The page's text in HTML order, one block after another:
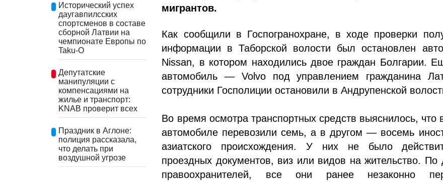
Исторический успех
даугавпилсских
спортсменов в составе
сборной Латвии на
чемпионате Европы по
Taku-O
Депутатские
манипуляции с
компенсациями на
жилье и транспорт:
KNAB проверит всех
Праздник в Аглоне:
полиция рассказала,
что делать при
воздушной угрозе
мигрантов.
Как сообщили в Госпогранохране, в ходе проверки
информации в Таборской волости был остановлен
Nissan, в котором находились двое граждан Болгарии.
автомобиль — Volvo под управлением гражданина
сотрудники Госполиции остановили в Андрупенской
Во время осмотра транспортных средств выяснилось, что
автомобиле перевозили семь, а в другом — восемь
азиатского происхождения. У них не было
проездных документов, виз или видов на жительство.
правоохранителей, все они ранее незаконно